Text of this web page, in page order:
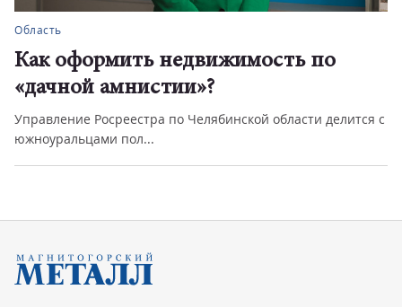
Область
Как оформить недвижимость по
«дачной амнистии»?
Управление Росреестра по Челябинской области делится с
южноуральцами пол...